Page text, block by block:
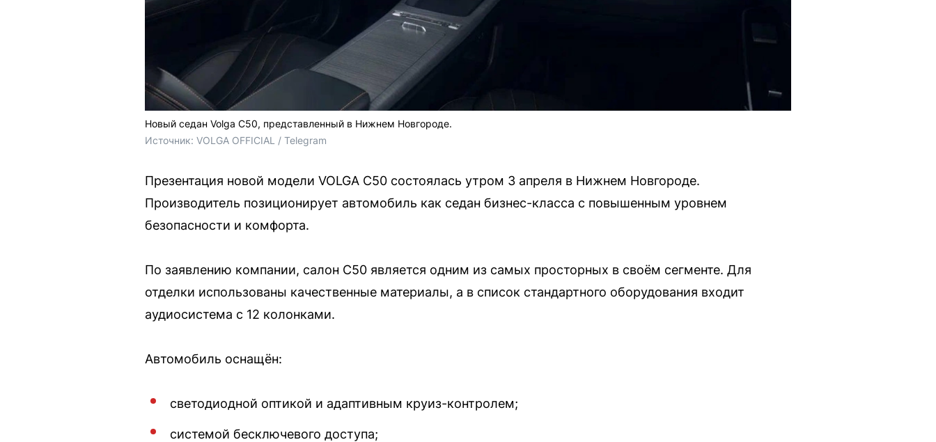
Новый седан Volga C50, представленный в Нижнем Новгороде.
Источник: VOLGA OFFICIAL / Telegram
Презентация новой модели VOLGA C50 состоялась утром 3 апреля в Нижнем Новгороде.
Производитель позиционирует автомобиль как седан бизнес-класса с повышенным уровнем
безопасности и комфорта.
По заявлению компании, салон C50 является одним из самых просторных в своём сегменте. Для
отделки использованы качественные материалы, а в список стандартного оборудования входит
аудиосистема с 12 колонками.
Автомобиль оснащён:
светодиодной оптикой и адаптивным круиз-контролем;
системой бесключевого доступа;